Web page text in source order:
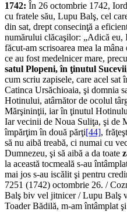
1742: În 26 octombrie 1742,
cu fratele său, Lupu Balş, cel
din sat, drept consecinţă a
numărului clăcaşilor: „Adică
făcut-am scrisoarea mea la
ce au fost medelnicer mare,
satul Plopeni, în ţinutul Sucevii
cum scriu zapisele, care acel sat
Catinca Ursăchioaia, şi domnia
Hotinului, atârnător de ocolul
Mărşininţii, iar în ţinutul
Iar vecinii de Noua Suliţa, şi de
împărţim în două părţi[44],
să nu aibă treabă, ci numai cu
Dumnezeu, şi să aibă a da toate
la această tocmeală s-au
mai jos s-au iscălit şi pentru
7251 (1742) octombrie 26. /
Balş biv vel jitnicer / Lupu Balş
Toader Bădilă, m-am întâmplat